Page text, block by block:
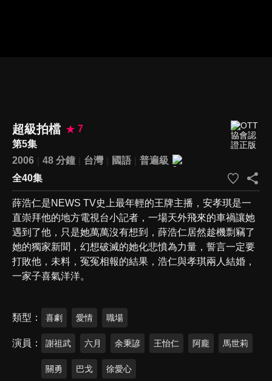
超級拍檔
7
第5集
2006
48 分鐘 台灣 國語
普遍級
全40集
薛浩仁是NEWS TV史上最年輕的王牌主播，安孝琪是一
直崇拜他的地方電視台小記者，一場天外飛來的車禍讓她
遇到了他，只是她萬萬沒有想到，薛浩仁居然趁機剽竊了
她的獨家新聞，幻想破滅的她化悲憤為力量，誓言一定要
打敗他，未料，冤冤相報的結果，浩仁與孝琪兩人結婚，
一家子喜氣洋洋。
類型 喜劇 愛情 職場
演員 謝祖武 六月 余秉諺 王怡仁 阿龐 馬世莉
關勇 巴戈 徐愛心